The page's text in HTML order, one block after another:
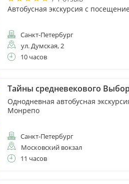
Автобусная экскурсия с
Санкт-Петербург
ул. Думская, 2
10 часов
Тайны средневекового
Однодневная автобусная
Монрепо
Санкт-Петербург
Московский вокзал
11 часов